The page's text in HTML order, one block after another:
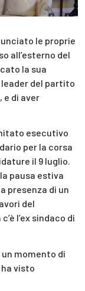
le proprie
all’esterno del
la sua
del partito
e di aver
esecutivo
per la corsa
il 9 luglio.
pausa estiva
presenza di un
del
l’ex sindaco di
momento di
visto